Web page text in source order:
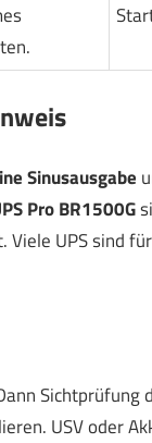
Sinusausgabe
Pro BR1500G
UPS sind
USV oder